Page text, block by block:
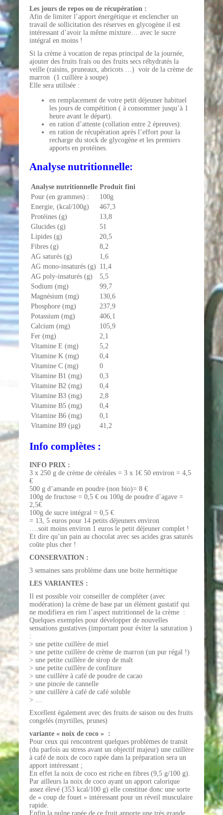
Les jours de repos ou de récupération :
Afin de limiter l’apport énergétique et enclencher un
travail de sollicitation des réserves en glycogène il est
intéressant d’avoir la même mixture… avec le sucre
intégral en moins !
Si la crème à vocation de repas principal de la journée,
ajouter des fruits frais ou des fruits secs réhydratés la
veille (raisins, pruneaux, abricots …) voir de la crème de
marron (1 cuillère à soupe)
Elle sera utilisée :
en remplacement de votre petit déjeuner habituel
les jours de compétition ( à consommer jusqu’à 1
heure avant le départ).
en ration d’attente (collation entre 2 épreuves).
en ration de récupération après l’effort pour la
recharge du stock de glycogène et les premiers
apports en protéines.
Analyse nutritionnelle:
Analyse nutritionnelle Produit fini
Pour (en grammes) :
100g
Energie, (kcal/100g)
467,3
Protéines (g)
13,8
Glucides (g)
51
Lipides (g)
20,5
Fibres (g)
8,2
AG saturés (g)
1,6
AG mono-insaturés (g) 11,4
AG poly-insaturés (g)
5,5
Sodium (mg)
99,7
Magnésium (mg)
130,6
Phosphore (mg)
237,9
Potassium (mg)
406,1
Calcium (mg)
105,9
Fer (mg)
2,1
Vitamine E (mg)
5,2
Vitamine K (mg)
0,4
Vitamine C (mg)
0
Vitamine B1 (mg)
0,3
Vitamine B2 (mg)
0,4
Vitamine B3 (mg)
2,8
Vitamine B5 (mg)
0,4
Vitamine B6 (mg)
0,1
Vitamine B9 (µg)
41,2
Info complètes :
INFO PRIX :
3 x 250 g de crème de céréales = 3 x 1€ 50 environ = 4,5
€
500 g d’amande en poudre (non bio)= 8 €
100g de fructose = 0,5 € ou 100g de poudre d’agave =
2,5€
100g de sucre intégral = 0,5 €
= 13, 5 euros pour 14 petits déjeuners environ
….soit moins environ 1 euros le petit déjeuner complet !
Et dire qu’un pain au chocolat avec ses acides gras saturés
coûte plus cher !
CONSERVATION :
3 semaines sans problème dans une boite hermétique
LES VARIANTES :
Il est possible voir conseiller de compléter (avec
modération) la crème de base par un élément gustatif qui
ne modifiera en rien l’aspect nutritionnel de la crème :
Quelques exemples pour développer de nouvelles
sensations gustatives (important pour éviter la saturation )
:
> une petite cuillère de miel
> une petite cuillère de crème de marron (un pur régal !)
> une petite cuillère de sirop de malt
> une petite cuillère de confiture
> une cuillère à café de poudre de cacao
> une pincée de cannelle
> une cuillère à café de café soluble
> …
Excellent également avec des fruits de saison ou des fruits
congelés (myrtilles, prunes)
variante « noix de coco » :
Pour ceux qui rencontrent quelques problèmes de transit
(du parfois au stress avant un objectif majeur) une cuillère
à café de noix de coco rapée dans la préparation sera un
apport intéressant ;
En effet la noix de coco est riche en fibres (9,5 g/100 g).
Par ailleurs la noix de coco ayant un apport calorique
assez élevé (353 kcal/100 g) elle constitue donc une sorte
de « coup de fouet » intéressant pour un réveil musculaire
rapide.
Enfin la pulpe rapée de ce fruit apporte une très grande